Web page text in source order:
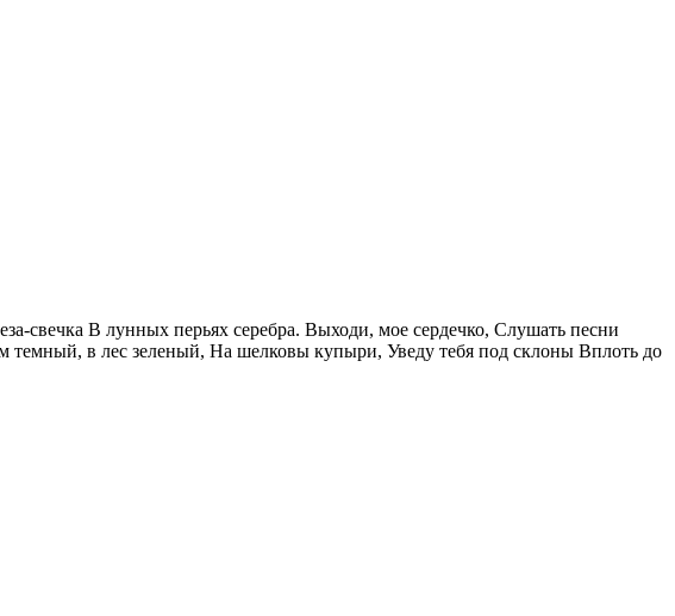
свечка В лунных перьях серебра. Выходи, мое сердечко, Слушать песни
темный, в лес зеленый, На шелковы купыри, Уведу тебя под склоны Вплоть до